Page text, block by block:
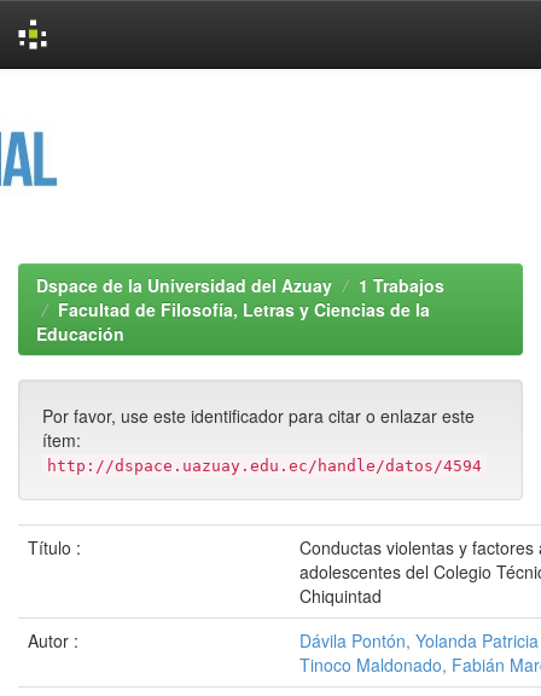
Dspace de la Universidad del Azuay
1 Trabajos
Facultad de Filosofía, Letras y Ciencias de la
Educación
Por favor, use este identificador para citar o enlazar este
ítem:
http://dspace.uazuay.edu.ec/handle/datos/4594
Título :
Conductas violentas y factores
adolescentes del Colegio
Chiquintad
Autor :
Dávila Pontón, Yolanda Patricia
Tinoco Maldonado, Fabián